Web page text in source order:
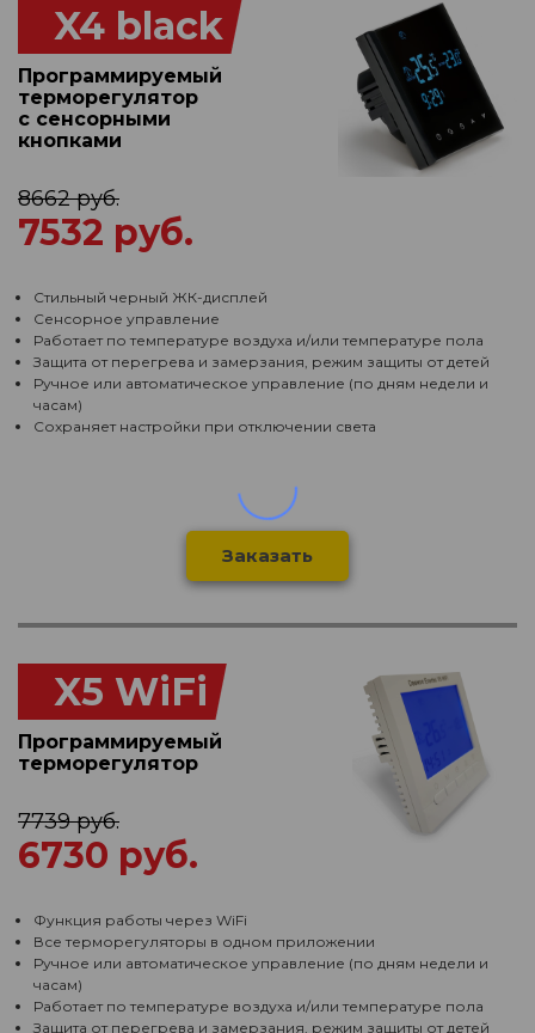
X4 black
Программируемый
терморегулятор
с сенсорными
кнопками
8662 руб.
7532 руб.
Стильный черный ЖК-дисплей
Сенсорное управление
Работает по температуре воздуха и/или температуре пола
Защита от перегрева и замерзания, режим защиты от детей
Ручное или автоматическое управление (по дням недели и
часам)
Сохраняет настройки при отключении света
Заказать
X5 WiFi
Программируемый
терморегулятор
7739 руб.
6730 руб.
Функция работы через WiFi
Все терморегуляторы в одном приложении
Ручное или автоматическое управление (по дням недели и
часам)
Работает по температуре воздуха и/или температуре пола
Защита от перегрева и замерзания, режим защиты от детей